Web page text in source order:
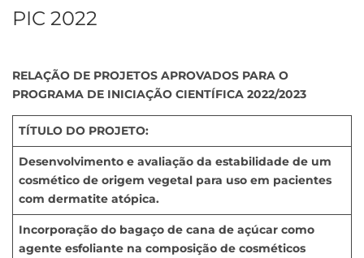
PIC 2022
RELAÇÃO DE PROJETOS APROVADOS PARA O
PROGRAMA DE INICIAÇÃO CIENTÍFICA 2022/2023
TÍTULO DO PROJETO:
Desenvolvimento e avaliação da estabilidade de um
cosmético de origem vegetal para uso em pacientes
com dermatite atópica.
Incorporação do bagaço de cana de açúcar como
agente esfoliante na composição de cosméticos